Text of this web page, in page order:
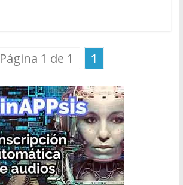
Página 1 de 1 1